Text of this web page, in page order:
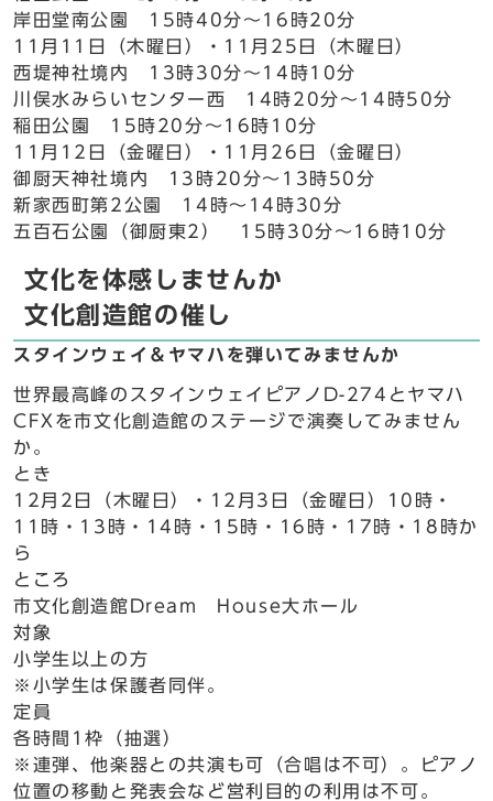
岸田堂南公園 15時40分～16時20分
11月11日（木曜日）・11月25日（木曜日）
西堤神社境内 13時30分～14時10分
川俣水みらいセンター西 14時20分～14時50分
稲田公園 15時20分～16時10分
11月12日（金曜日）・11月26日（金曜日）
御厨天神社境内 13時20分～13時50分
新家西町第2公園 14時～14時30分
五百石公園（御厨東2） 15時30分～16時10分
文化を体感しませんか
文化創造館の催し
スタインウェイ＆ヤマハを弾いてみませんか
世界最高峰のスタインウェイピアノD-274とヤマハ
CFXを市文化創造館のステージで演奏してみません
か。
とき
12月2日（木曜日）・12月3日（金曜日）10時・
11時・13時・14時・15時・16時・17時・18時か
ら
ところ
市文化創造館Dream House大ホール
対象
小学生以上の方
※小学生は保護者同伴。
定員
各時間1枠（抽選）
※連弾、他楽器との共演も可（合唱は不可）。ピアノ
位置の移動と発表会など営利目的の利用は不可。